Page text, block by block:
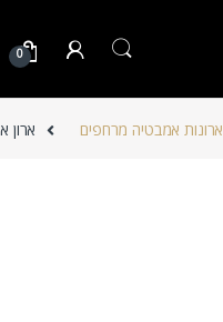
0
ארונות אמבטיה מרחפים ארון